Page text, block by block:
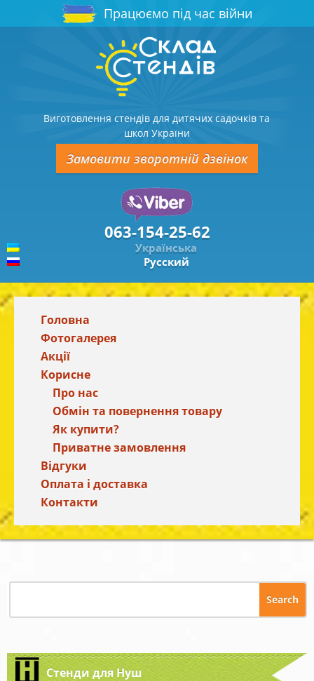
Працюємо під час війни
Виготовлення стендів для дитячих садочків та
школ України
Замовити зворотній дзвінок
063-154-25-62
Українська
Русский
Головна
Фотогалерея
Акції
Корисне
Про нас
Обмін та повернення товару
Як купити?
Приватне замовлення
Відгуки
Оплата і доставка
Контакти
Стенди для Нуш